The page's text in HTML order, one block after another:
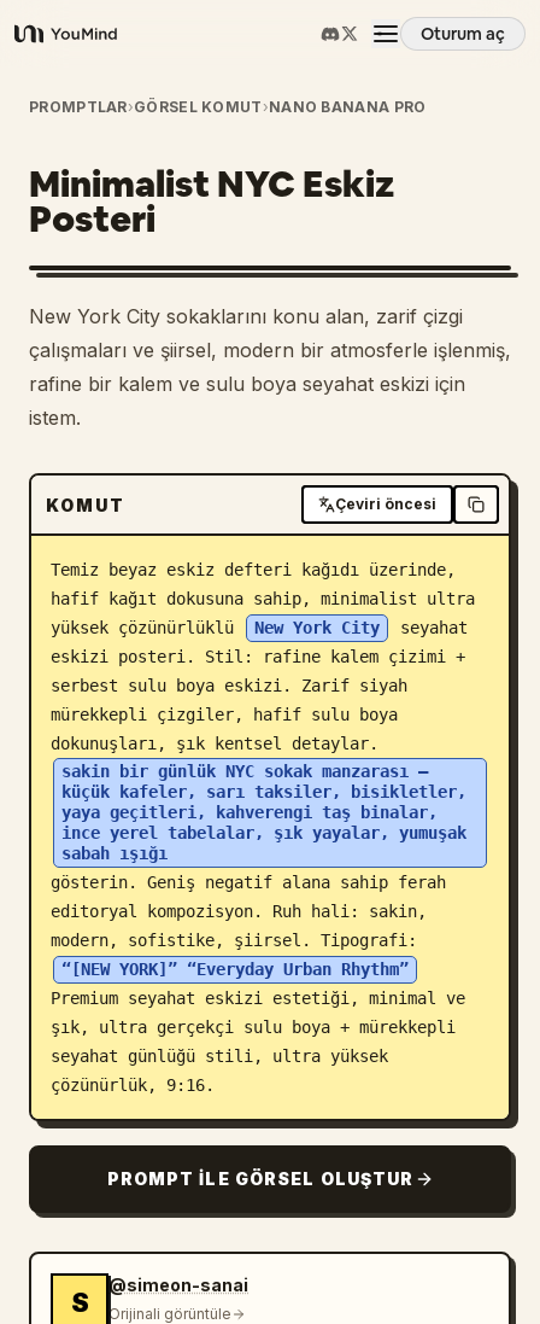
YouMind
Oturum aç
Genel Bakış
Kullanım Senaryoları
Beceriler
İstemler
Fiyatlandırma
İndir
Blog
Güncellemeler
PROMPTLAR›GÖRSEL KOMUT ›NANO BANANA PRO
Minimalist NYC Eskiz
Posteri
New York City sokaklarını konu alan, zarif çizgi
çalışmaları ve şiirsel, modern bir atmosferle işlenmiş,
rafine bir kalem ve sulu boya seyahat eskizi için
istem.
KOMUT Çeviri öncesi
Temiz beyaz eskiz defteri kağıdı üzerinde,
hafif kağıt dokusuna sahip, minimalist ultra
yüksek çözünürlüklü
New York City
seyahat
eskizi posteri. Stil: rafine kalem çizimi +
serbest sulu boya eskizi. Zarif siyah
mürekkepli çizgiler, hafif sulu boya
dokunuşları, şık kentsel detaylar.
sakin bir günlük NYC sokak manzarası —
küçük kafeler, sarı taksiler, bisikletler,
yaya geçitleri, kahverengi taş binalar,
ince yerel tabelalar, şık yayalar, yumuşak
sabah ışığı
gösterin. Geniş negatif alana sahip ferah
editoryal kompozisyon. Ruh hali: sakin,
modern, sofistike, şiirsel. Tipografi:
“[NEW YORK]” “Everyday Urban Rhythm”
Premium seyahat eskizi estetiği, minimal ve
şık, ultra gerçekçi sulu boya + mürekkepli
seyahat günlüğü stili, ultra yüksek
çözünürlük, 9:16.
PROMPT ILE GÖRSEL OLUŞTUR
S
@simeon-sanai
Orijinali görüntüle